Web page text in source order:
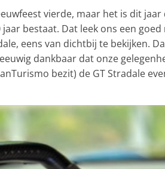
vierde, maar het is dit jaar
bestaat. Dat leek ons een
eens van dichtbij te bekijken.
dankbaar dat onze
bezit) de GT Stradale